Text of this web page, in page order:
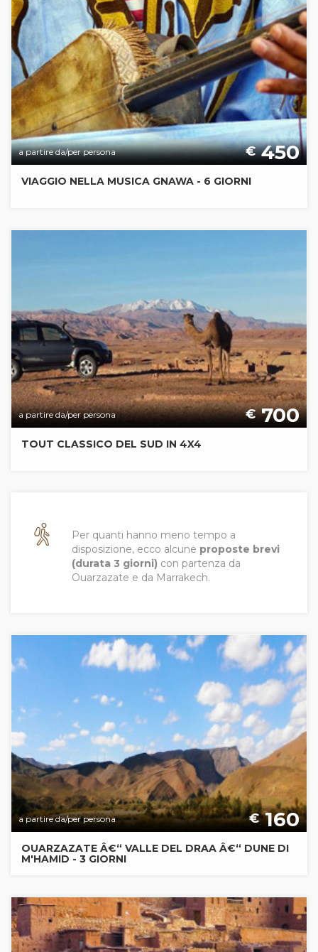
a partire da/per persona € 450
VIAGGIO NELLA MUSICA GNAWA - 6 GIORNI
a partire da/per persona € 700
TOUT CLASSICO DEL SUD IN 4X4
Per quanti hanno meno tempo a
disposizione, ecco alcune proposte brevi
(durata 3 giorni) con partenza da
Ouarzazate e da Marrakech.
a partire da/per persona € 160
OUARZAZATE Â€“ VALLE DEL DRAA Â€“ DUNE DI
M'HAMID - 3 GIORNI